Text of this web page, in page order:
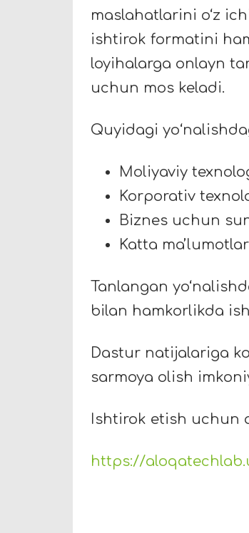
maslahatlarini o‘z
ishtirok formatini
loyihalarga onlayn
uchun mos keladi.
Quyidagi
Moliyaviy
Korporativ
Biznes uchun
Katta
Tanlangan
bilan hamkorlikda
Dastur natijalariga
sarmoya olish
Ishtirok etish uchun
https://